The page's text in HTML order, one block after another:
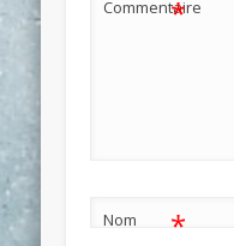
Commentaire
*
Nom *